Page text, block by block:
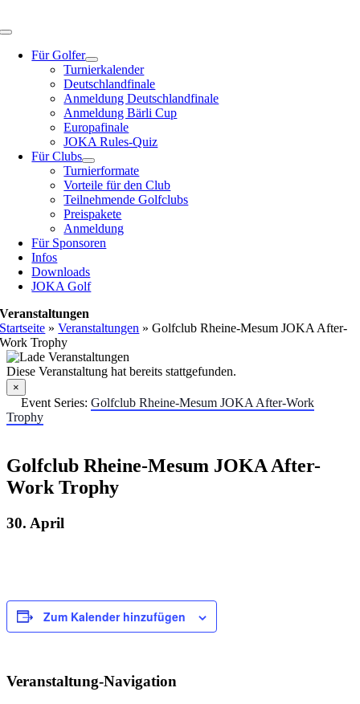
Inhalt
Toggle
NavigationFür Golfer
Turnierkalender
Deutschlandfinale
Anmeldung Deutschlandfinale
Anmeldung Bärli Cup
Europafinale
JOKA Rules-Quiz
Für Clubs
Turnierformate
Vorteile für den Club
Teilnehmende Golfclubs
Preispakete
Anmeldung
Für Sponsoren
Infos
Downloads
JOKA Golf
Veranstaltungen
Startseite »Veranstaltungen »Golfclub Rheine-Mesum JOKA After-
Work Trophy
Diese Veranstaltung hat bereits stattgefunden.
×
Event Series: Golfclub Rheine-Mesum JOKA After-Work
Trophy
Golfclub Rheine-Mesum JOKA After-
Work Trophy
30. April
Zum Kalender hinzufügen
Veranstaltung-Navigation